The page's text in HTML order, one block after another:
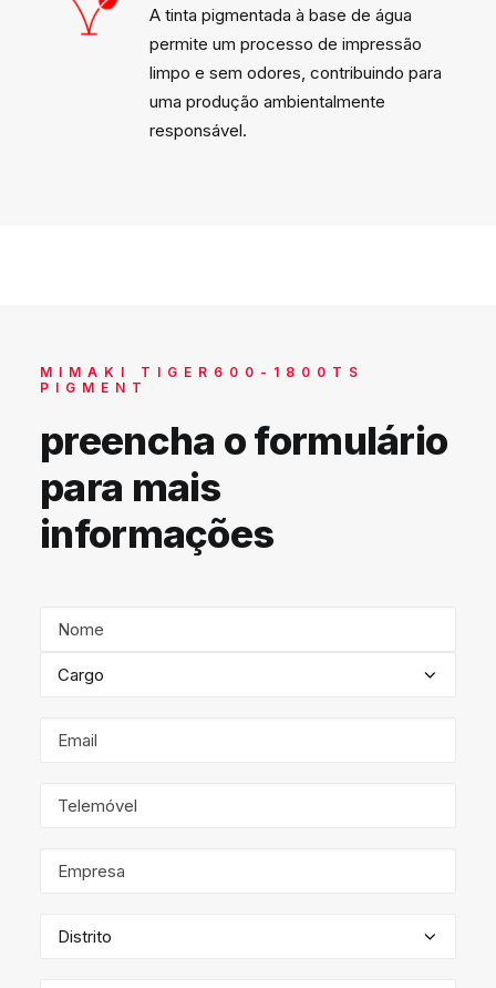
A tinta pigmentada à base de água
permite um processo de impressão
limpo e sem odores, contribuindo para
uma produção ambientalmente
responsável.
MIMAKI TIGER600-1800TS
PIGMENT
preencha o formulário
para mais
informações